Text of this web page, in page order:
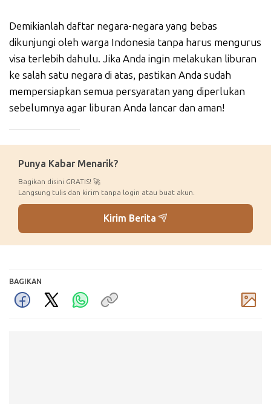
Demikianlah daftar negara-negara yang bebas
dikunjungi oleh warga Indonesia tanpa harus mengurus
visa terlebih dahulu. Jika Anda ingin melakukan liburan
ke salah satu negara di atas, pastikan Anda sudah
mempersiapkan semua persyaratan yang diperlukan
sebelumnya agar liburan Anda lancar dan aman!
Punya Kabar Menarik?
Bagikan disini GRATIS! 🚀
Langsung tulis dan kirim tanpa login atau buat akun.
Kirim Berita
BAGIKAN